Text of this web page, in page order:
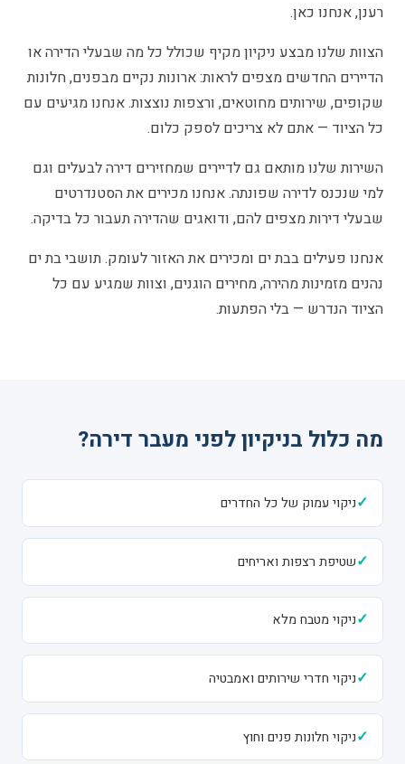
רענן, אנחנו כאן.
הצוות שלנו מבצע ניקיון מקיף שכולל כל מה שבעלי הדירה או
הדיירים החדשים מצפים לראות: ארונות נקיים מבפנים, חלונות
שקופים, שירותים מחוטאים, ורצפות נוצצות. אנחנו מגיעים עם
כל הציוד — אתם לא צריכים לספק כלום.
השירות שלנו מותאם גם לדיירים שמחזירים דירה לבעלים וגם
למי שנכנס לדירה שפונתה. אנחנו מכירים את הסטנדרטים
שבעלי דירות מצפים להם, ודואגים שהדירה תעבור כל בדיקה.
אנחנו פעילים בבת ים ומכירים את האזור לעומק. תושבי בת ים
נהנים מזמינות מהירה, מחירים הוגנים, וצוות שמגיע עם כל
הציוד הנדרש — בלי הפתעות.
מה כלול בניקיון לפני מעבר דירה?
✓ניקוי עמוק של כל החדרים
✓שטיפת רצפות ואריחים
✓ניקוי מטבח מלא
✓ניקוי חדרי שירותים ואמבטיה
✓ניקוי חלונות פנים וחוץ